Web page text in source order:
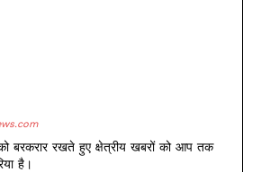
को बरकरार रखते हुए क्षेत्रीय खबरों को आप तक
है।